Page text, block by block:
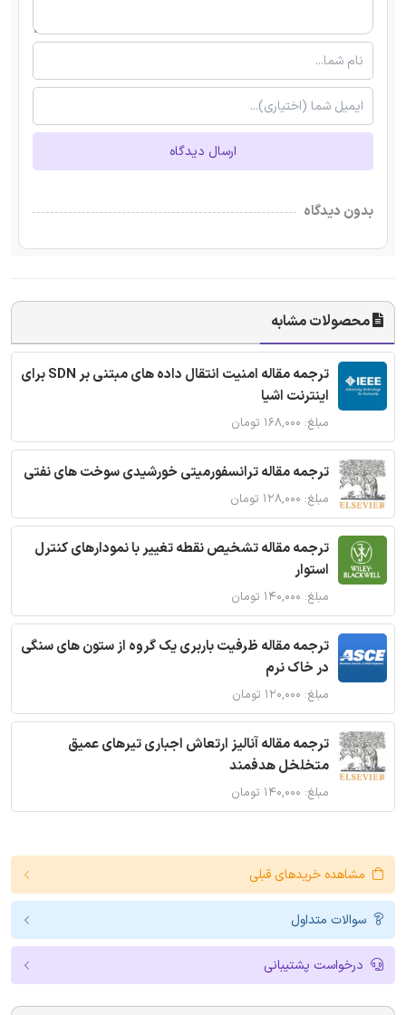
ارسال دیدگاه
بدون دیدگاه
محصولات مشابه
ترجمه مقاله امنیت انتقال داده های مبتنی بر SDN برای
اینترنت اشیا
مبلغ: ۱۶۸,۰۰۰ تومان
ترجمه مقاله ترانسفورمیتی خورشیدی سوخت های نفتی
مبلغ: ۱۲۸,۰۰۰ تومان
ترجمه مقاله تشخیص نقطه تغییر با نمودارهای کنترل
استوار
مبلغ: ۱۴۰,۰۰۰ تومان
ترجمه مقاله ظرفیت باربری یک گروه از ستون های سنگی
در خاک نرم
مبلغ: ۱۲۰,۰۰۰ تومان
ترجمه مقاله آنالیز ارتعاش اجباری تیرهای عمیق
متخلخل هدفمند
مبلغ: ۱۴۰,۰۰۰ تومان
مشاهده خریدهای قبلی
سوالات متداول
درخواست پشتیبانی